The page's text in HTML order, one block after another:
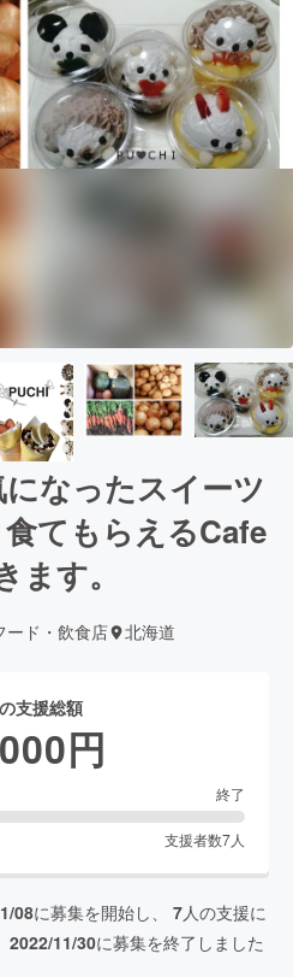
なったスイーツ
てもらえるCafe
ます。
ード・飲食店 北海道
支援総額
円
終了
支援者数7人
08に募集を開始し、 7人の支援に
2022/11/30に募集を終了しました